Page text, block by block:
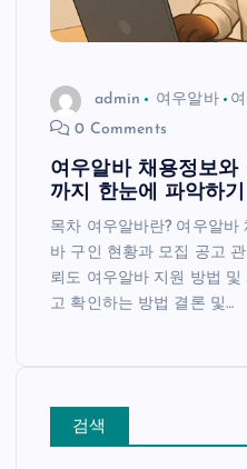
admin 여우알바
0 Comments
여우알바 채용정보
까지 한눈에 파악하기
목차 여우알바란? 여우알
바 구인 현황과 모집 공고
뢰도 여우알바 지원 방법
고 확인하는 방법 결론 및…
검색